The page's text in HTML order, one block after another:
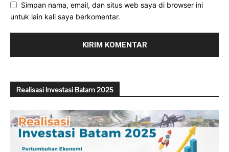
Simpan nama, email, dan situs web saya di browser ini
untuk lain kali saya berkomentar.
Realisasi Investasi Batam 2025